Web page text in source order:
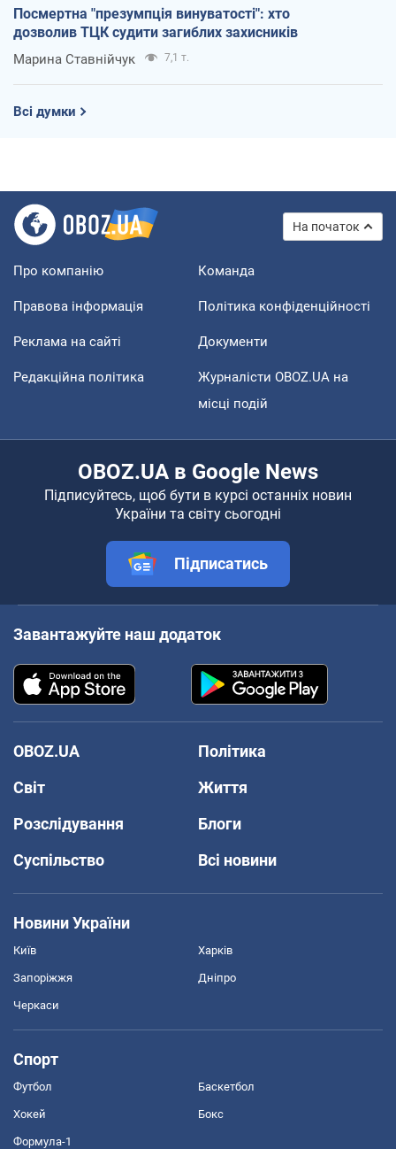
Посмертна "презумпція винуватості": хто
дозволив ТЦК судити загиблих захисників
Марина Ставнійчук 7,1 т.
Всі думки
На початок
Про компанію Команда
Правова інформація Політика конфіденційності
Реклама на сайті Документи
Редакційна політика
Журналісти OBOZ.UA на
місці подій
OBOZ.UA в Google News
Підписуйтесь, щоб бути в курсі останніх новин
України та світу сьогодні
Підписатись
Завантажуйте наш додаток
OBOZ.UA
Політика
Світ
Життя
Розслідування
Блоги
Суспільство
Всі новини
Новини України
Київ Харків
Запоріжжя Дніпро
Черкаси
Спорт
Футбол Баскетбол
Хокей Бокс
Формула-1